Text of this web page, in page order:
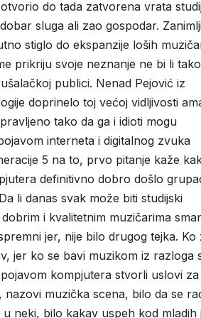
do tada zatvorena vrata
sluga ali zao gospodar.
stiglo do ekspanzije loših
prikriju svoje neznanje ne bi li
publici. Nenad Pejović iz
doprinelo toj većoj vidljivosti
tako da ga i idioti mogu
interneta i digitalnog zvuka
5 na to, prvo pitanje kaže
definitivno dobro došlo
li danas svak može biti studijski
i kvalitetnim muzičarima
jer, nije bilo drugog tejka. Ko
jer ko se bavi muzikom iz razloga
kompjutera stvorli uslovi za
muzička scena, bilo da se
neki, bilo kakav uspeh kod mladih